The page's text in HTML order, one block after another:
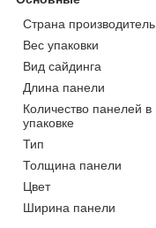
Страна производитель
Вес упаковки
Вид сайдинга
Длина панели
Количество панелей в
упаковке
Тип
Толщина панели
Цвет
Ширина панели